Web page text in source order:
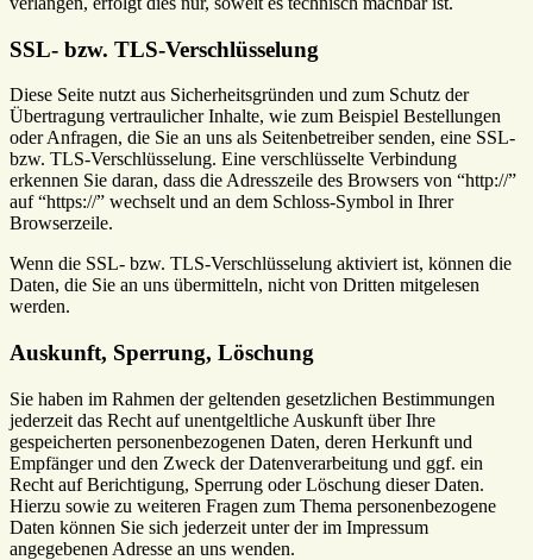
SSL- bzw. TLS-Verschlüsselung
Diese Seite nutzt aus Sicherheitsgründen und zum Schutz der
Übertragung vertraulicher Inhalte, wie zum Beispiel Bestellungen
oder Anfragen, die Sie an uns als Seitenbetreiber senden, eine SSL-
bzw. TLS-Verschlüsselung. Eine verschlüsselte Verbindung
erkennen Sie daran, dass die Adresszeile des Browsers von “http://”
auf “https://” wechselt und an dem Schloss-Symbol in Ihrer
Browserzeile.
Wenn die SSL- bzw. TLS-Verschlüsselung aktiviert ist, können die
Daten, die Sie an uns übermitteln, nicht von Dritten mitgelesen
werden.
Auskunft, Sperrung, Löschung
Sie haben im Rahmen der geltenden gesetzlichen Bestimmungen
jederzeit das Recht auf unentgeltliche Auskunft über Ihre
gespeicherten personenbezogenen Daten, deren Herkunft und
Empfänger und den Zweck der Datenverarbeitung und ggf. ein
Recht auf Berichtigung, Sperrung oder Löschung dieser Daten.
Hierzu sowie zu weiteren Fragen zum Thema personenbezogene
Daten können Sie sich jederzeit unter der im Impressum
angegebenen Adresse an uns wenden.